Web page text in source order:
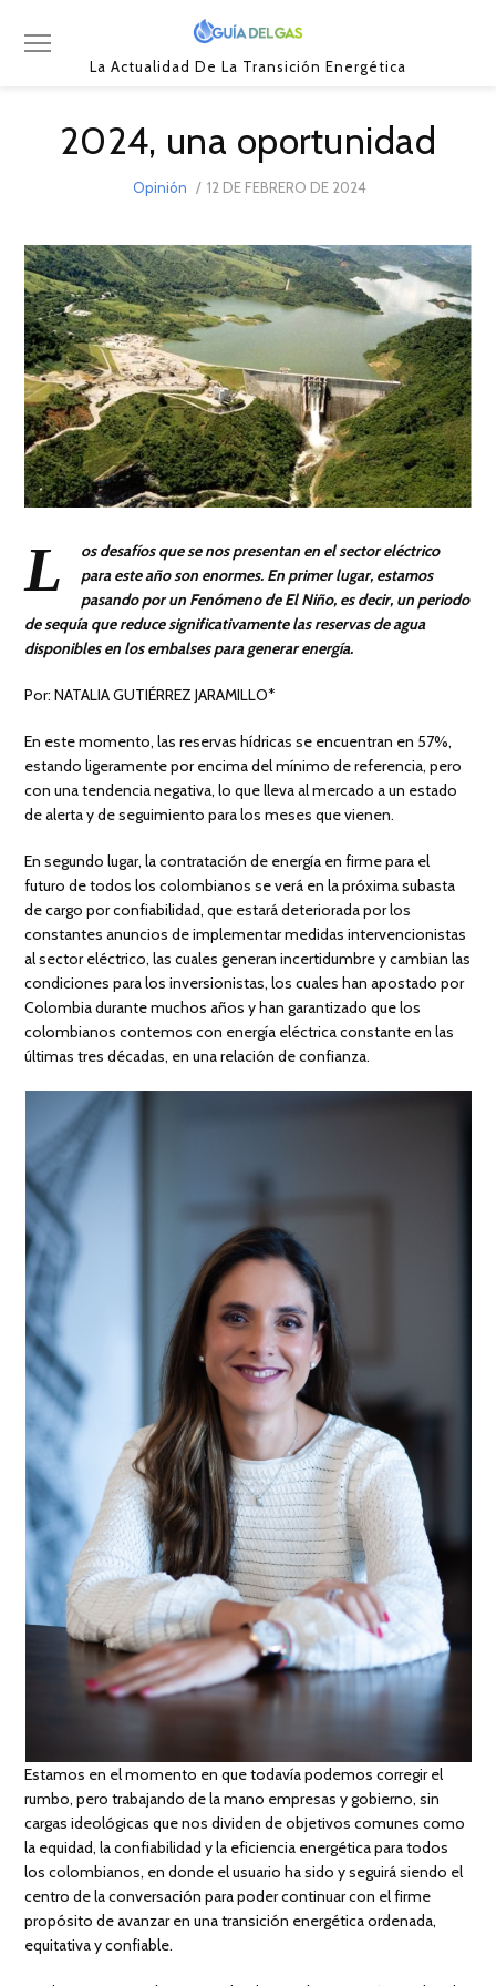
La Actualidad De La Transición Energética
2024, una oportunidad
Opinión
POSTED
12 DE FEBRERO DE 202412
DE
2024
L
os desafíos que se nos presentan en el sector eléctrico
para este año son enormes. En primer lugar, estamos
pasando por un Fenómeno de El Niño, es decir, un periodo
de sequía que reduce significativamente las reservas de agua
disponibles en los embalses para generar energía.
Por: NATALIA GUTIÉRREZ JARAMILLO*
En este momento, las reservas hídricas se encuentran en 57%,
estando ligeramente por encima del mínimo de referencia, pero
con una tendencia negativa, lo que lleva al mercado a un estado
de alerta y de seguimiento para los meses que vienen.
En segundo lugar, la contratación de energía en firme para el
futuro de todos los colombianos se verá en la próxima subasta
de cargo por confiabilidad, que estará deteriorada por los
constantes anuncios de implementar medidas intervencionistas
al sector eléctrico, las cuales generan incertidumbre y cambian las
condiciones para los inversionistas, los cuales han apostado por
Colombia durante muchos años y han garantizado que los
colombianos contemos con energía eléctrica constante en las
últimas tres décadas, en una relación de confianza.
Estamos en el momento en que todavía podemos corregir el
rumbo, pero trabajando de la mano empresas y gobierno, sin
cargas ideológicas que nos dividen de objetivos comunes como
la equidad, la confiabilidad y la eficiencia energética para todos
los colombianos, en donde el usuario ha sido y seguirá siendo el
centro de la conversación para poder continuar con el firme
propósito de avanzar en una transición energética ordenada,
equitativa y confiable.